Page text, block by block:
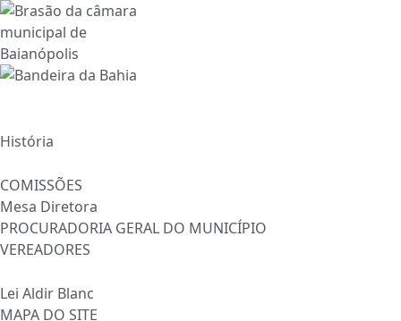
Ir
para
o
conteúdo
História
COMISSÕES
Mesa Diretora
PROCURADORIA GERAL DO MUNICÍPIO
VEREADORES
Lei Aldir Blanc
MAPA DO SITE